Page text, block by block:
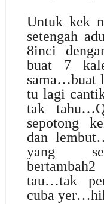
Untuk kek
setengah
8inci
buat 7
sama…buat
tu lagi
tak
sepotong
dan
yang
tau…tak
cuba